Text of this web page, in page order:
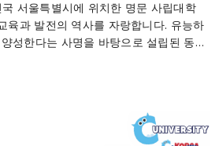
서울특별시에 위치한 명문 사립대학
육과 발전의 역사를 자랑합니다. 유능하
성한다는 사명을 바탕으로 설립된 동덕